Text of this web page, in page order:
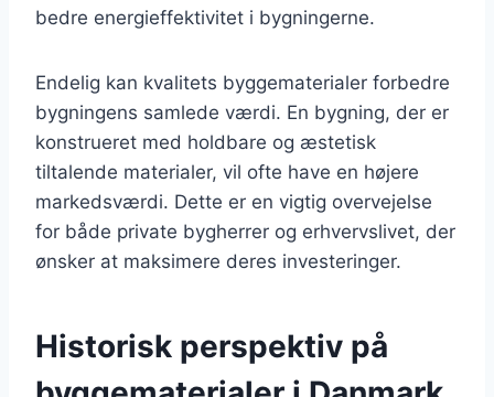
bedre energieffektivitet i bygningerne.
Endelig kan kvalitets byggematerialer forbedre
bygningens samlede værdi. En bygning, der er
konstrueret med holdbare og æstetisk
tiltalende materialer, vil ofte have en højere
markedsværdi. Dette er en vigtig overvejelse
for både private bygherrer og erhvervslivet, der
ønsker at maksimere deres investeringer.
Historisk perspektiv på